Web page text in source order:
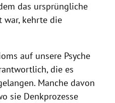
das ursprüngliche
war, kehrte die
auf unsere Psyche
die es
Manche davon
sie Denkprozesse